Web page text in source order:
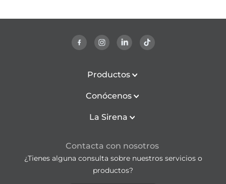
Productos
Conócenos
La Sirena
Contacta con nosotros
¿Tienes alguna consulta sobre nuestros servicios o
productos?